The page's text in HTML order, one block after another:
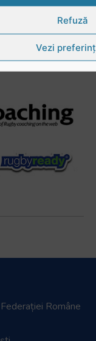
Refuză
Vezi
Române